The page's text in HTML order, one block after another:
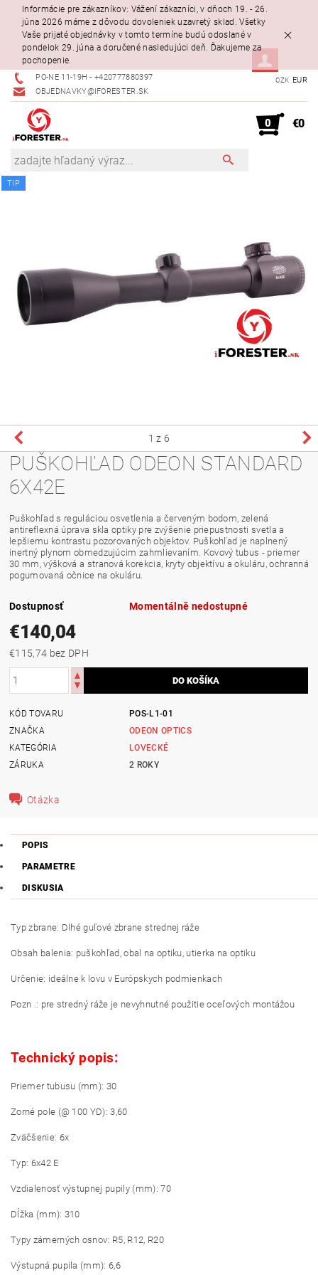
Informácie pre zákazníkov: Vážení zákazníci, v dňoch 19. - 26.
júna 2026 máme z dôvodu dovoleniek uzavretý sklad. Všetky
Vaše prijaté objednávky v tomto termíne budú odoslané v
pondelok 29. júna a doručené nasledujúci deň. Ďakujeme za
pochopenie.
PO-NE 11-19H - +420777880397
OBJEDNAVKY@IFORESTER.SK
CZK EUR
0 €0
TIP
1 z 6
PUŠKOHĽAD ODEON STANDARD
6X42E
Puškohľad s reguláciou osvetlenia a červeným bodom, zelená
antireflexná úprava skla optiky pre zvýšenie priepustnosti svetla a
lepšiemu kontrastu pozorovaných objektov. Puškohľad je naplnený
inertný plynom obmedzujúcim zahmlievaním. Kovový tubus - priemer
30 mm, výšková a stranová korekcia, kryty objektívu a okuláru, ochranná
pogumovaná očnice na okuláru.
Dostupnosť Momentálně nedostupné
€140,04
€115,74 bez DPH
KÓD TOVARU
POS-L1-01
ZNAČKA
ODEON OPTICS
KATEGÓRIA
LOVECKÉ
ZÁRUKA
2 ROKY
Otázka
POPIS
PARAMETRE
DISKUSIA
Typ zbrane: Dlhé guľové zbrane strednej ráže
Obsah balenia: puškohľad, obal na optiku, utierka na optiku
Určenie: ideálne k lovu v Európskych podmienkach
Pozn .: pre stredný ráže je nevyhnutné použitie oceľových montážou
Technický popis:
Priemer tubusu (mm): 30
Zorné pole (@ 100 YD): 3,60
Zväčšenie: 6x
Typ: 6x42 E
Vzdialenosť výstupnej pupily (mm): 70
Dĺžka (mm): 310
Typy zámerných osnov: R5, R12, R20
Výstupná pupila (mm): 6,6